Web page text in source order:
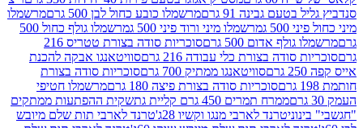
גבינה 91 גרם
מרשמלו כובע כחול לבן 500 גרם
מרשמלו
ג
מרשמלו מיני ורוד פיני 500 ג
מרשמלו גולף כחול 500
אדום 500 גרם
סוכריות סודה בצורת טטריס 216
בצורת כלי עבודה 216 גרם
סוויטאנגו אבקה להכנת
סוויטאנגו ממתיק 700 גרם
סוכריות סודה בצורת
סוכריות סודה בצורת פיצה 180 גרם
מרשמלו חטיפי
ממרח תמרים 450 גרם קליית גת
שקית ההפתעות ממתקים
טרנד לארבי מנגו וקשיו 28ג'
טרנד לארבי תות שלם מיובש